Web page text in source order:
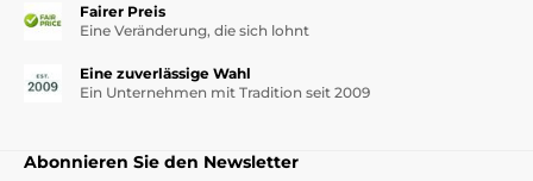
Fairer Preis
Eine Veränderung, die sich lohnt
Eine zuverlässige Wahl
Ein Unternehmen mit Tradition seit 2009
Abonnieren Sie den Newsletter